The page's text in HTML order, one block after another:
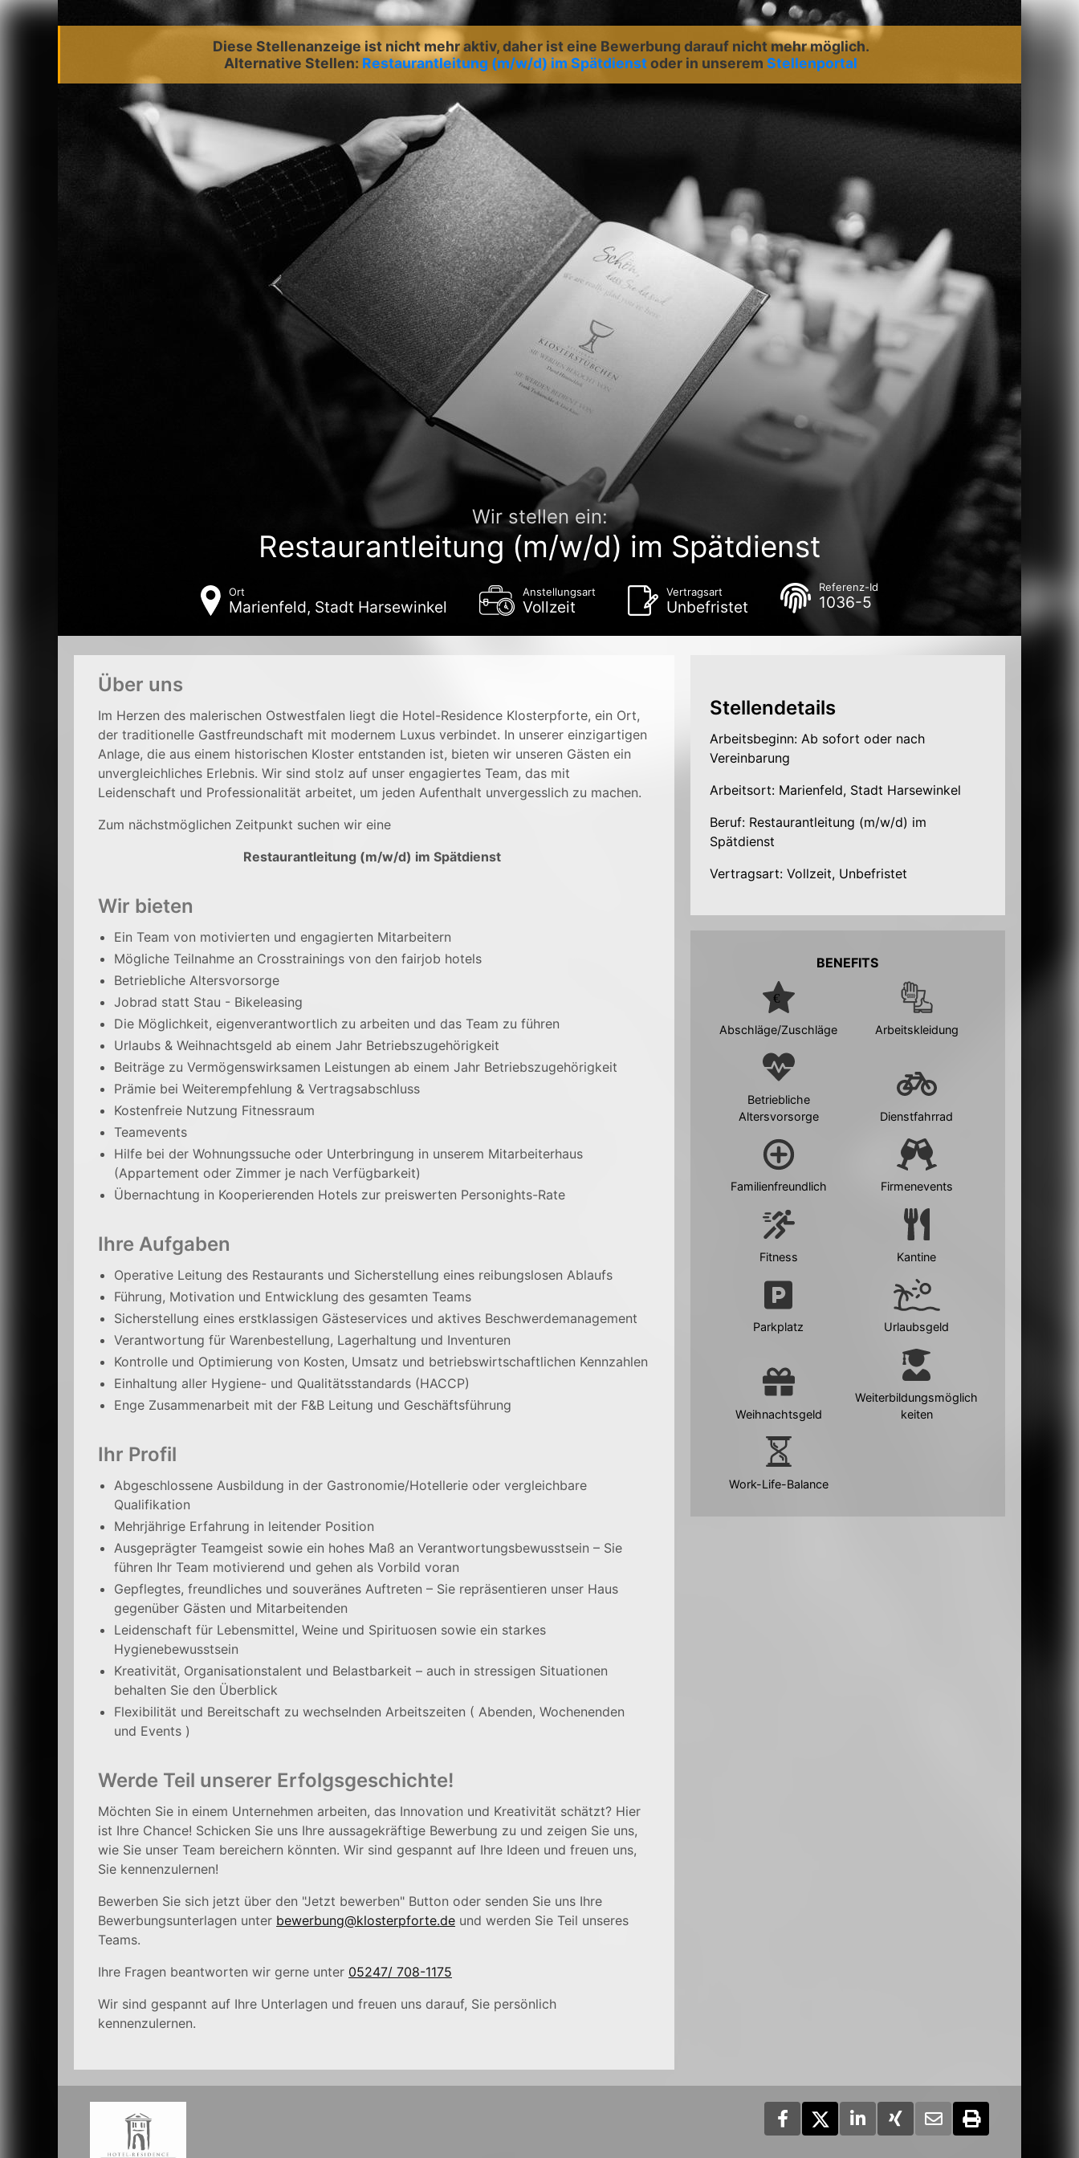
Diese Stellenanzeige ist nicht mehr aktiv, daher ist eine Bewerbung darauf nicht mehr möglich.
Alternative Stellen: Restaurantleitung (m/w/d) im Spätdienstoder in unserem Stellenportal
Wir stellen ein:
Restaurantleitung (m/w/d) im Spätdienst
Ort
Marienfeld, Stadt Harsewinkel
Anstellungsart
Vollzeit
Vertragsart
Unbefristet
Referenz-Id
1036-5
Über uns
Im Herzen des malerischen Ostwestfalen liegt die Hotel-Residence Klosterpforte, ein Ort,
der traditionelle Gastfreundschaft mit modernem Luxus verbindet. In unserer einzigartigen
Anlage, die aus einem historischen Kloster entstanden ist, bieten wir unseren Gästen ein
unvergleichliches Erlebnis. Wir sind stolz auf unser engagiertes Team, das mit
Leidenschaft und Professionalität arbeitet, um jeden Aufenthalt unvergesslich zu machen.
Zum nächstmöglichen Zeitpunkt suchen wir eine
Restaurantleitung (m/w/d) im Spätdienst
Wir bieten
Ein Team von motivierten und engagierten Mitarbeitern
Mögliche Teilnahme an Crosstrainings von den fairjob hotels
Betriebliche Altersvorsorge
Jobrad statt Stau - Bikeleasing
Die Möglichkeit, eigenverantwortlich zu arbeiten und das Team zu führen
Urlaubs & Weihnachtsgeld ab einem Jahr Betriebszugehörigkeit
Beiträge zu Vermögenswirksamen Leistungen ab einem Jahr Betriebszugehörigkeit
Prämie bei Weiterempfehlung & Vertragsabschluss
Kostenfreie Nutzung Fitnessraum
Teamevents
Hilfe bei der Wohnungssuche oder Unterbringung in unserem Mitarbeiterhaus
(Appartement oder Zimmer je nach Verfügbarkeit)
Übernachtung in Kooperierenden Hotels zur preiswerten Personights-Rate
Ihre Aufgaben
Operative Leitung des Restaurants und Sicherstellung eines reibungslosen Ablaufs
Führung, Motivation und Entwicklung des gesamten Teams
Sicherstellung eines erstklassigen Gästeservices und aktives Beschwerdemanagement
Verantwortung für Warenbestellung, Lagerhaltung und Inventuren
Kontrolle und Optimierung von Kosten, Umsatz und betriebswirtschaftlichen Kennzahlen
Einhaltung aller Hygiene- und Qualitätsstandards (HACCP)
Enge Zusammenarbeit mit der F&B Leitung und Geschäftsführung
Ihr Profil
Abgeschlossene Ausbildung in der Gastronomie/Hotellerie oder vergleichbare
Qualifikation
Mehrjährige Erfahrung in leitender Position
Ausgeprägter Teamgeist sowie ein hohes Maß an Verantwortungsbewusstsein – Sie
führen Ihr Team motivierend und gehen als Vorbild voran
Gepflegtes, freundliches und souveränes Auftreten – Sie repräsentieren unser Haus
gegenüber Gästen und Mitarbeitenden
Leidenschaft für Lebensmittel, Weine und Spirituosen sowie ein starkes
Hygienebewusstsein
Kreativität, Organisationstalent und Belastbarkeit – auch in stressigen Situationen
behalten Sie den Überblick
Flexibilität und Bereitschaft zu wechselnden Arbeitszeiten ( Abenden, Wochenenden
und Events )
Werde Teil unserer Erfolgsgeschichte!
Möchten Sie in einem Unternehmen arbeiten, das Innovation und Kreativität schätzt? Hier
ist Ihre Chance! Schicken Sie uns Ihre aussagekräftige Bewerbung zu und zeigen Sie uns,
wie Sie unser Team bereichern könnten. Wir sind gespannt auf Ihre Ideen und freuen uns,
Sie kennenzulernen!
Bewerben Sie sich jetzt über den "Jetzt bewerben" Button oder senden Sie uns Ihre
Bewerbungsunterlagen unter bewerbung@klosterpforte.de und werden Sie Teil unseres
Teams.
Ihre Fragen beantworten wir gerne unter 05247/ 708-1175
Wir sind gespannt auf Ihre Unterlagen und freuen uns darauf, Sie persönlich
kennenzulernen.
Stellendetails
Arbeitsbeginn: Ab sofort oder nach
Vereinbarung
Arbeitsort: Marienfeld, Stadt Harsewinkel
Beruf: Restaurantleitung (m/w/d) im
Spätdienst
Vertragsart: Vollzeit, Unbefristet
BENEFITS
Abschläge/Zuschläge Arbeitskleidung
Betriebliche
Altersvorsorge
Dienstfahrrad
Familienfreundlich Firmenevents
Fitness Kantine
Parkplatz Urlaubsgeld
Weihnachtsgeld
Weiterbildungsmöglich
keiten
Work-Life-Balance